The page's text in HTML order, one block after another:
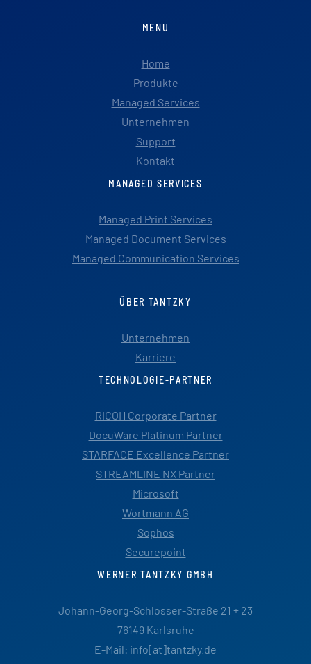
MENU
Home
Produkte
Managed Services
Unternehmen
Support
Kontakt
MANAGED SERVICES
Managed Print Services
Managed Document Services
Managed Communication Services
ÜBER TANTZKY
Unternehmen
Karriere
TECHNOLOGIE-PARTNER
RICOH Corporate Partner
DocuWare Platinum Partner
STARFACE Excellence Partner
STREAMLINE NX Partner
Microsoft
Wortmann AG
Sophos
Securepoint
WERNER TANTZKY GMBH
Johann-Georg-Schlosser-Straße 21 + 23
76149 Karlsruhe
E-Mail: info[at]tantzky.de